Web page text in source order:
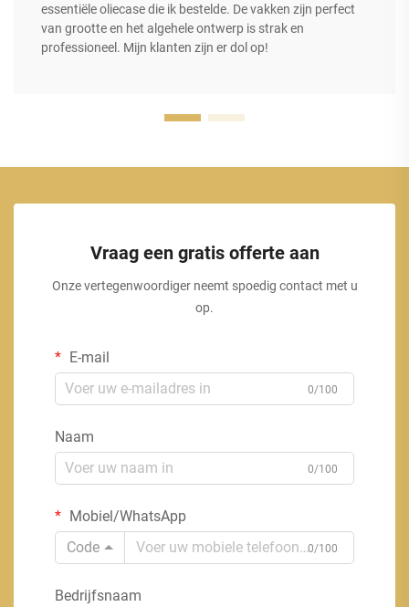
essentiële oliecase die ik bestelde. De vakken zijn perfect
van grootte en het algehele ontwerp is strak en
professioneel. Mijn klanten zijn er dol op!
Vraag een gratis offerte aan
Onze vertegenwoordiger neemt spoedig contact met u
op.
E-mail
0/100
Naam
0/100
Mobiel/WhatsApp
Code
0/100
Bedrijfsnaam